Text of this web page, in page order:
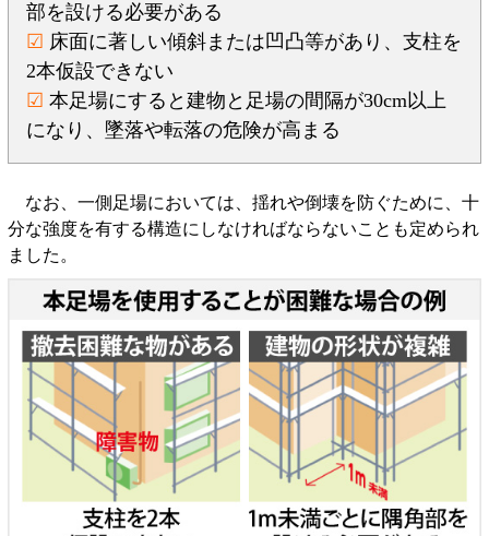
部を設ける必要がある
☑ 床面に著しい傾斜または凹凸等があり、支柱を
2本仮設できない
☑ 本足場にすると建物と足場の間隔が30cm以上
になり、墜落や転落の危険が高まる
なお、一側足場においては、揺れや倒壊を防ぐために、十
分な強度を有する構造にしなければならないことも定められ
ました。